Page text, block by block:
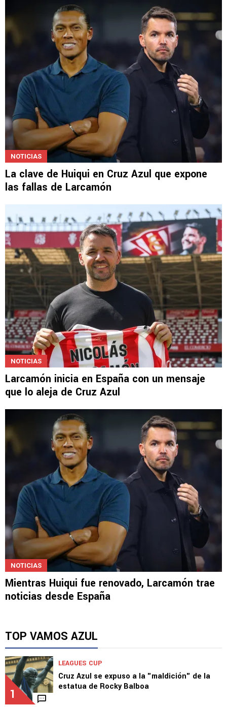
NOTICIAS
La clave de Huiqui en Cruz Azul que expone
las fallas de Larcamón
NOTICIAS
Larcamón inicia en España con un mensaje
que lo aleja de Cruz Azul
NOTICIAS
Mientras Huiqui fue renovado, Larcamón trae
noticias desde España
TOP VAMOS AZUL
1
LEAGUES CUP
Cruz Azul se expuso a la "maldición" de la
estatua de Rocky Balboa